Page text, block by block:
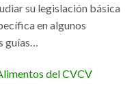
su legislación básica
en algunos
guías…
del CVCV